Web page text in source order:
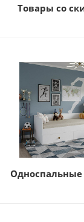
Товары со
Односпальные